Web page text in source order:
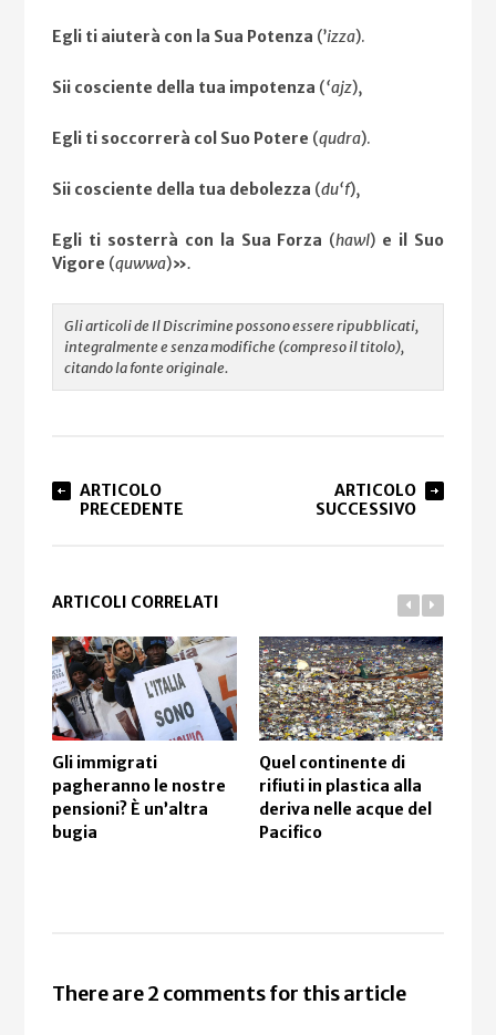
Egli ti aiuterà con la Sua Potenza (’izza).
Sii cosciente della tua impotenza (‘ajz),
Egli ti soccorrerà col Suo Potere (qudra).
Sii cosciente della tua debolezza (du‘f),
Egli ti sosterrà con la Sua Forza (hawl) e il Suo
Vigore (quwwa)».
Gli articoli de Il Discrimine possono essere ripubblicati,
integralmente e senza modifiche (compreso il titolo),
citando la fonte originale.
ARTICOLO
PRECEDENTE
ARTICOLO
SUCCESSIVO
ARTICOLI CORRELATI
Gli immigrati
pagheranno le nostre
pensioni? È un’altra
bugia
Quel continente di
rifiuti in plastica alla
deriva nelle acque del
Pacifico
There are 2 comments for this article